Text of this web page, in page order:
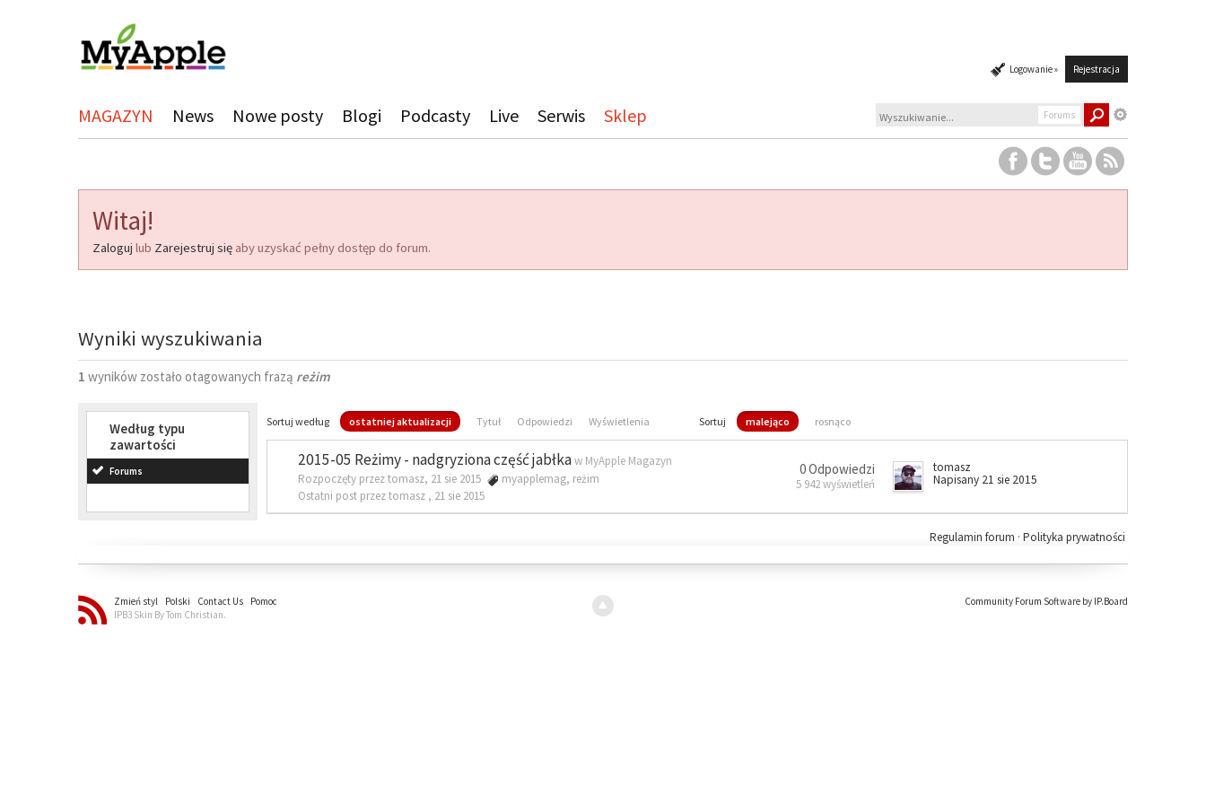
Logowanie » Rejestracja
MAGAZYN News Nowe posty Blogi Podcasty Live Serwis Sklep Forums
Witaj!
Zaloguj lub Zarejestruj się aby uzyskać pełny dostęp do forum.
Wyniki wyszukiwania
1 wyników zostało otagowanych frazą reżim
Według typu
zawartości
Forums
Sortuj według ostatniej aktualizacji Tytuł Odpowiedzi Wyświetlenia Sortuj malejąco rosnąco
2015-05 Reżimy - nadgryziona część jabłkaw MyApple Magazyn
Rozpoczęty przez tomasz, 21 sie 2015
myapplemag, reżim
Ostatni post przez tomasz , 21 sie 2015
0 Odpowiedzi
5 942 wyświetleń
tomasz
Napisany 21 sie 2015
Polityka prywatności
Regulamin forum ·
Zmień styl Polski Contact Us
Pomoc
IPB3 Skin By Tom Christian.
Community Forum Software by IP.Board